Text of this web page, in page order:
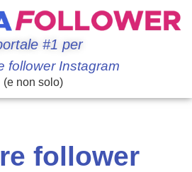
#1 per
follower Instagram
(e non solo)
follower